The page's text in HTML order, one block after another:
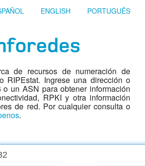
ENGLISH PORTUGUÊS
de recursos de numeración de
RIPEstat. Ingrese una dirección o
o un ASN para obtener información
RPKI y otra información
de red. Por cualquier consulta o
.